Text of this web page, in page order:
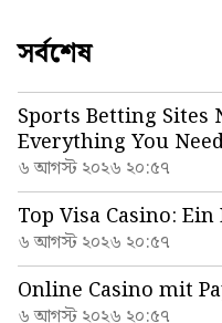
সর্বশেষ
Sports Betting Sites
Everything You
৬ আগস্ট ২০২৬ ২০:৫৭
Top Visa Casino:
৬ আগস্ট ২০২৬ ২০:৫৭
Online Casino mit
৬ আগস্ট ২০২৬ ২০:৫৭